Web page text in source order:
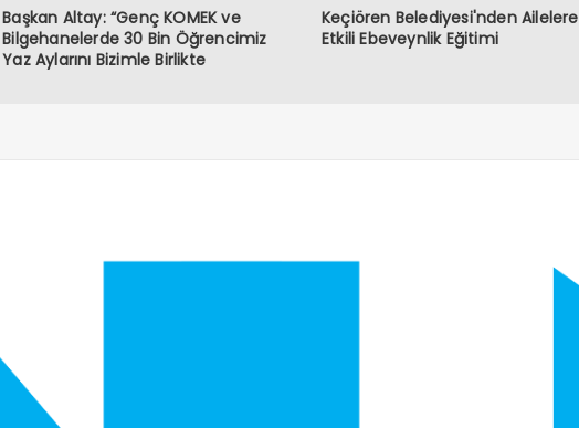
Başkan Altay: “Genç KOMEK ve
Bilgehanelerde 30 Bin Öğrencimiz
Yaz Aylarını Bizimle Birlikte
Keçiören Belediyesi'nden Ailelere
Etkili Ebeveynlik Eğitimi